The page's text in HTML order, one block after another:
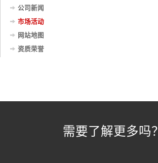
公司新闻
市场活动
网站地图
资质荣誉
需要了解更多吗？